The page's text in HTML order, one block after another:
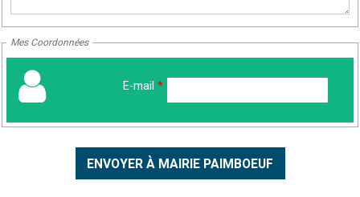
Mes Coordonnées
E-mail *